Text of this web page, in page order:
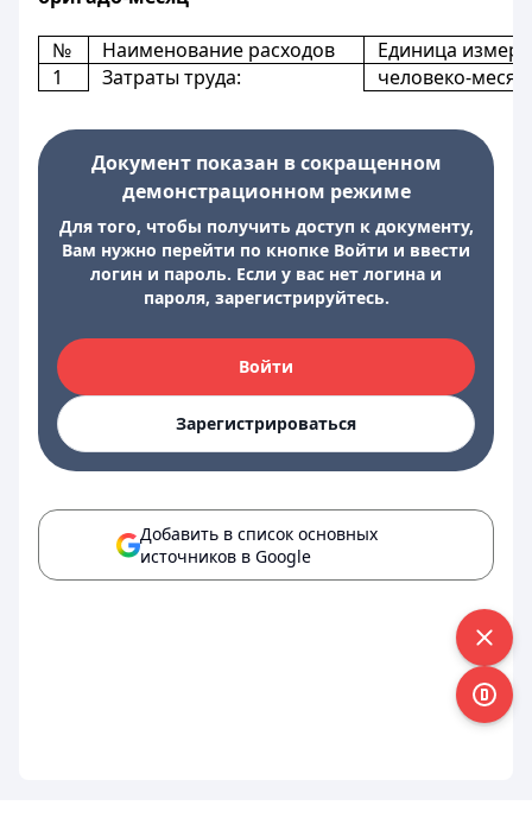
№ Наименование расходов
Единица
1
Затраты труда: человеко-
Документ показан в сокращенном
демонстрационном режиме
Для того, чтобы получить доступ к документу,
Вам нужно перейти по кнопке Войти и ввести
логин и пароль. Если у вас нет логина и
пароля, зарегистрируйтесь.
Войти
Зарегистрироваться
Добавить в список основных
источников в Google